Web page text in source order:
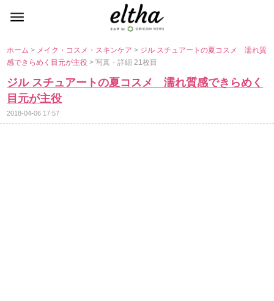
ホーム> メイク・コスメ・スキンケア> ジル スチュアートの夏コスメ 濡れ質
感できらめく目元が主役> 写真・詳細 21枚目
ジル スチュアートの夏コスメ 濡れ質感できらめく
目元が主役
2018-04-06 17:57